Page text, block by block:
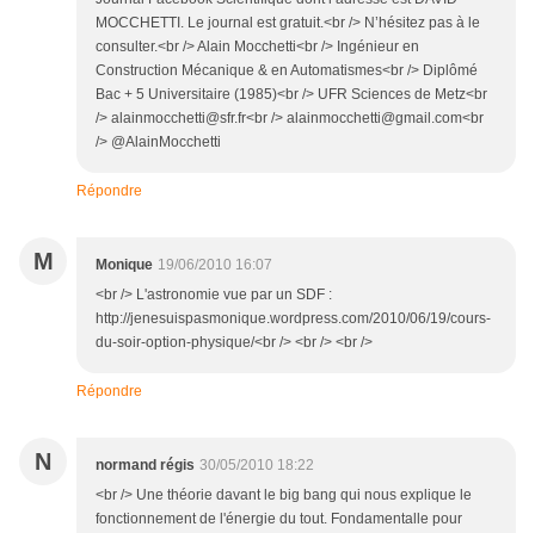
MOCCHETTI. Le journal est gratuit.<br /> N’hésitez pas à le
consulter.<br /> Alain Mocchetti<br /> Ingénieur en
Construction Mécanique & en Automatismes<br /> Diplômé
Bac + 5 Universitaire (1985)<br /> UFR Sciences de Metz<br
/> alainmocchetti@sfr.fr<br /> alainmocchetti@gmail.com<br
/> @AlainMocchetti
Répondre
M Monique 19/06/2010 16:07
<br /> L'astronomie vue par un SDF :
http://jenesuispasmonique.wordpress.com/2010/06/19/cours-
du-soir-option-physique/<br /> <br /> <br />
Répondre
N normand régis 30/05/2010 18:22
<br /> Une théorie davant le big bang qui nous explique le
fonctionnement de l'énergie du tout. Fondamentalle pour